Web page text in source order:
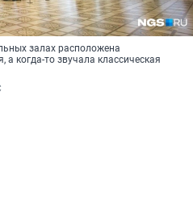
залах расположена
а когда-то звучала классическая